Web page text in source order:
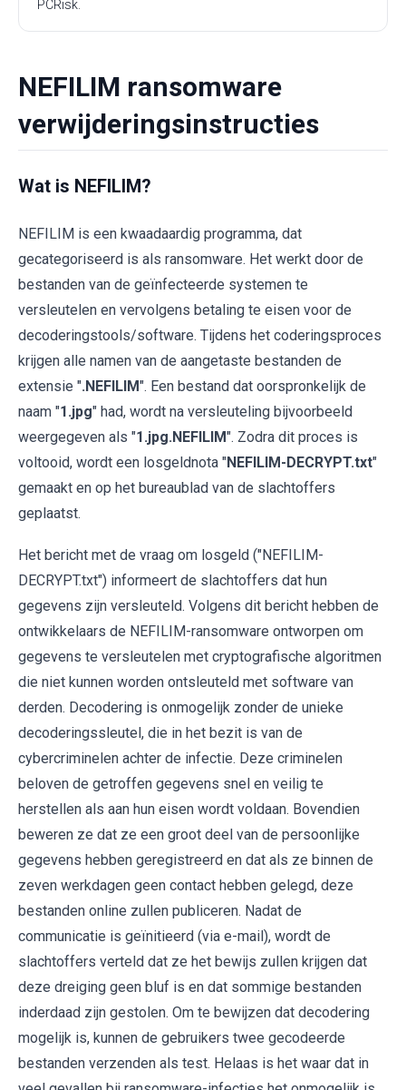
PCRisk.
NEFILIM ransomware
verwijderingsinstructies
Wat is NEFILIM?
NEFILIM is een kwaadaardig programma, dat
gecategoriseerd is als ransomware. Het werkt door de
bestanden van de geïnfecteerde systemen te
versleutelen en vervolgens betaling te eisen voor de
decoderingstools/software. Tijdens het coderingsproces
krijgen alle namen van de aangetaste bestanden de
extensie ".NEFILIM". Een bestand dat oorspronkelijk de
naam "1.jpg" had, wordt na versleuteling bijvoorbeeld
weergegeven als "1.jpg.NEFILIM". Zodra dit proces is
voltooid, wordt een losgeldnota "NEFILIM-DECRYPT.txt"
gemaakt en op het bureaublad van de slachtoffers
geplaatst.
Het bericht met de vraag om losgeld ("NEFILIM-
DECRYPT.txt") informeert de slachtoffers dat hun
gegevens zijn versleuteld. Volgens dit bericht hebben de
ontwikkelaars de NEFILIM-ransomware ontworpen om
gegevens te versleutelen met cryptografische algoritmen
die niet kunnen worden ontsleuteld met software van
derden. Decodering is onmogelijk zonder de unieke
decoderingssleutel, die in het bezit is van de
cybercriminelen achter de infectie. Deze criminelen
beloven de getroffen gegevens snel en veilig te
herstellen als aan hun eisen wordt voldaan. Bovendien
beweren ze dat ze een groot deel van de persoonlijke
gegevens hebben geregistreerd en dat als ze binnen de
zeven werkdagen geen contact hebben gelegd, deze
bestanden online zullen publiceren. Nadat de
communicatie is geïnitieerd (via e-mail), wordt de
slachtoffers verteld dat ze het bewijs zullen krijgen dat
deze dreiging geen bluf is en dat sommige bestanden
inderdaad zijn gestolen. Om te bewijzen dat decodering
mogelijk is, kunnen de gebruikers twee gecodeerde
bestanden verzenden als test. Helaas is het waar dat in